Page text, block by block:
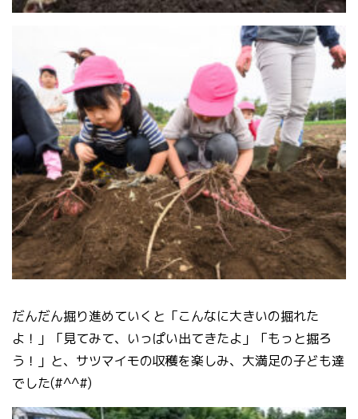
だんだん掘り進めていくと「こんなに大きいの掘れた
よ！」「見てみて、いっぱい出てきたよ」「もっと掘ろ
う！」と、サツマイモの収穫を楽しみ、大満足の子ども達
でした(#^^#)